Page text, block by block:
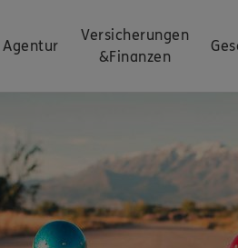
Agentur
Versicherungen
&Finanzen